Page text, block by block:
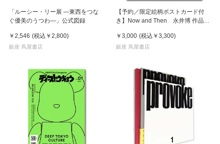
「ルーシー・リー展 ―東西をつな
ぐ優美のうつわ―」公式図録
￥2,546 (税込 ￥2,800)
銀座 蔦屋書店
【予約／限定絵柄ポストカード付
き】Now and Then 永井博 作品
￥3,000 (税込 ￥3,300)
銀座 蔦屋書店